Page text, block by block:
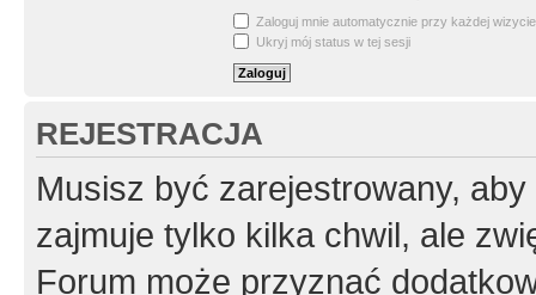
Zaloguj mnie automatycznie przy każdej wizycie
Ukryj mój status w tej sesji
REJESTRACJA
Musisz być zarejestrowany,
zajmuje tylko kilka chwil, ale
Forum może przyznać